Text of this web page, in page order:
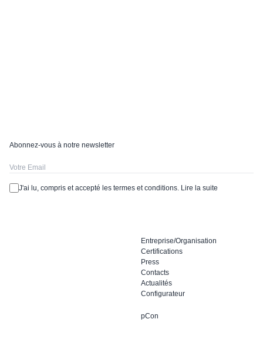
Entreprise/Organisation
Certifications
Press
Contacts
Actualités
Configurateur
pCon
Abonnez-vous à notre newsletter
J'ai lu, compris et accepté les termes et conditions. Lire la suite